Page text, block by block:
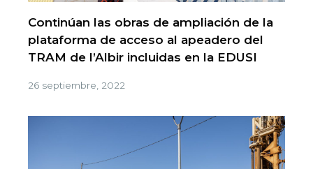
Continúan las obras de ampliación de la
plataforma de acceso al apeadero del
TRAM de l’Albir incluidas en la EDUSI
26 septiembre, 2022